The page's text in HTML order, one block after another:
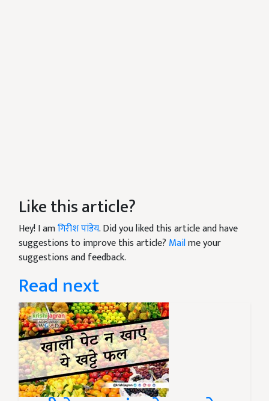
Like this article?
Hey! I amगिरीश पांडेय. Did you liked this article and have
suggestions to improve this article? Mailme your
suggestions and feedback.
Read next